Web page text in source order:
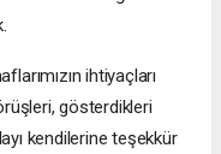
ihtiyaçları
gösterdikleri
kendilerine teşekkür